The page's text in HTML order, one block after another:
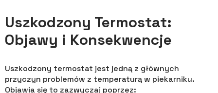
Uszkodzony Termostat:
Objawy i Konsekwencje
Uszkodzony termostat jest jedną z głównych
przyczyn problemów z temperaturą w piekarniku.
Objawia się to zazwyczaj poprzez: